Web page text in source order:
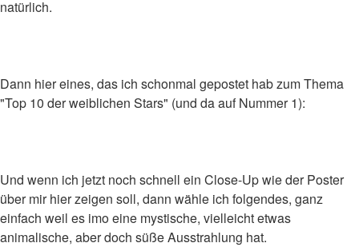
natürlich.
Dann hier eines, das ich schonmal gepostet hab zum Thema
"Top 10 der weiblichen Stars" (und da auf Nummer 1):
Und wenn ich jetzt noch schnell ein Close-Up wie der Poster
über mir hier zeigen soll, dann wähle ich folgendes, ganz
einfach weil es imo eine mystische, vielleicht etwas
animalische, aber doch süße Ausstrahlung hat.